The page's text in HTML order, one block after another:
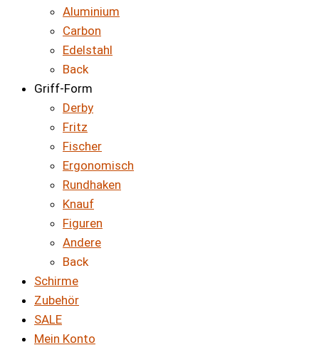
Aluminium
Carbon
Edelstahl
Back
Griff-Form
Derby
Fritz
Fischer
Ergonomisch
Rundhaken
Knauf
Figuren
Andere
Back
Schirme
Zubehör
SALE
Mein Konto